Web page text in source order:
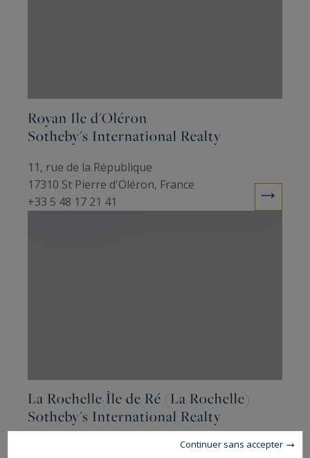
Royan Ile d'Oléron
Sotheby's International Realty
11, rue de la République
17310 St Pierre d'Oléron, France
+33 5 48 17 21 41
La Rochelle Île de Ré (La Rochelle)
Sotheby's International Realty
Continuer sans accepter